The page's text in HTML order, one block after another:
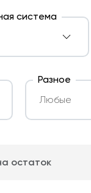
система
Разное
остаток